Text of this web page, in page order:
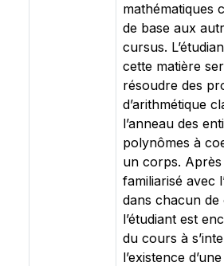
mathématiques
de base aux
cursus.
cette matière
résoudre des
d’arithmétique
l’anneau des
polynômes à
un corps. Après
familiarisé avec
dans chacun de
l’étudiant est
du cours à
l’existence